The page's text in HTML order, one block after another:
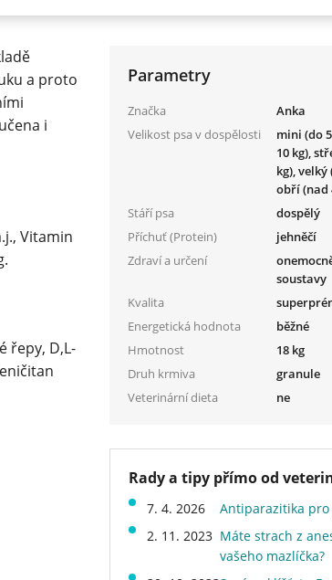
a proto
i
Vitamin
řepy, D,L-
Parametry
Značka
Anka
Velikost psa v dospělosti
mini (do
10 kg),
kg), velký
obří (nad
Stáří psa
dospělý
Příchuť (Protein)
jehněčí
Zdraví a určení
soustavy
Kvalita
Energetická hodnota
běžné
Hmotnost
18 kg
Druh krmiva
granule
Veterinární dieta
ne
Rady a tipy přímo od
7. 4. 2026
Antiparazitika pro
2. 11. 2023 Máte strach z
vašeho mazlíčka?